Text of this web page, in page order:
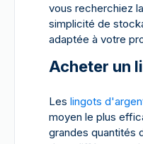
vous recherchiez
simplicité de
adaptée à votre
Acheter un
Les lingots
moyen le plus
grandes quantités